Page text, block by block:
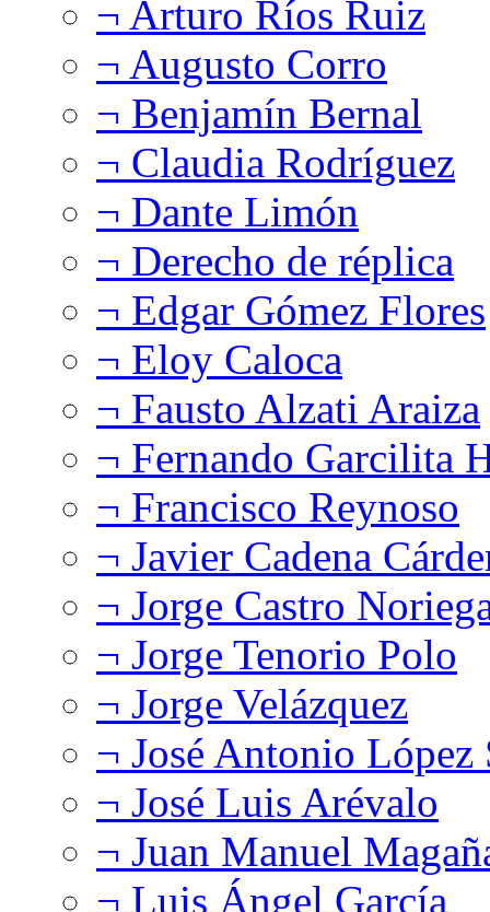
¬ Arturo Ríos Ruiz
¬ Augusto Corro
¬ Benjamín Bernal
¬ Claudia Rodríguez
¬ Dante Limón
¬ Derecho de réplica
¬ Edgar Gómez Flores
¬ Eloy Caloca
¬ Fausto Alzati Araiza
¬ Fernando Garcilita
¬ Francisco Reynoso
¬ Javier Cadena
¬ Jorge Castro
¬ Jorge Tenorio Polo
¬ Jorge Velázquez
¬ José Antonio López
¬ José Luis Arévalo
¬ Juan Manuel
¬ Luis Ángel García